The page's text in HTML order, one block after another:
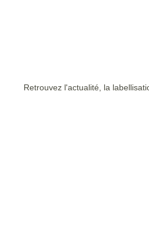
Retrouvez l'actualité, la